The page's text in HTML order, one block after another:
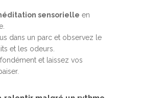
sensorielle en
dans un parc et observez le
et les odeurs.
et laissez vos